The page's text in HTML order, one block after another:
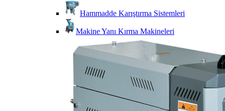
Hammadde Karıştırma Sistemleri
Makine Yanı Kırma Makineleri